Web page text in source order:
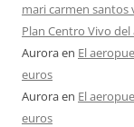
mari carmen santos
Plan Centro Vivo
Auroraen El
euros
Auroraen El
euros